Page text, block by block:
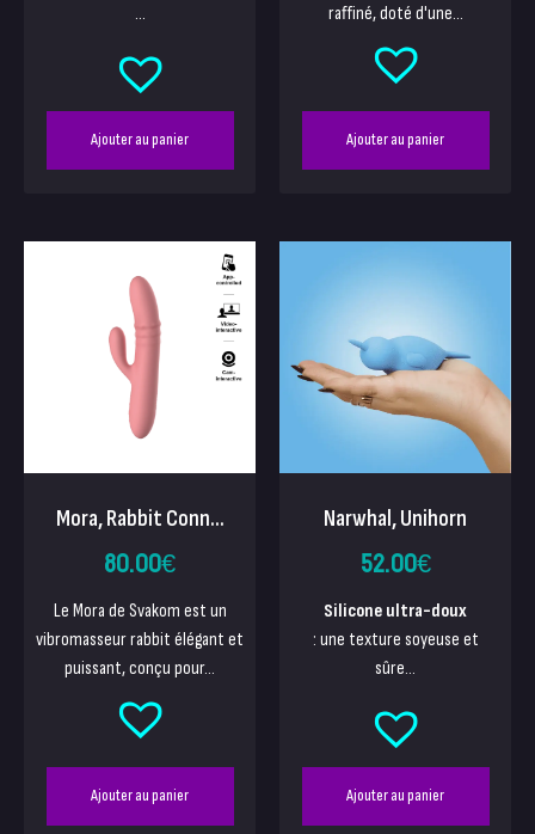
...
Ajouter au panier
raffiné, doté d'une...
Ajouter au panier
Mora, Rabbit Conn...
80.00€
Le Mora de Svakom est un
vibromasseur rabbit élégant et
puissant, conçu pour...
Ajouter au panier
Narwhal, Unihorn
52.00€
Silicone ultra-doux
: une texture soyeuse et
sûre...
Ajouter au panier